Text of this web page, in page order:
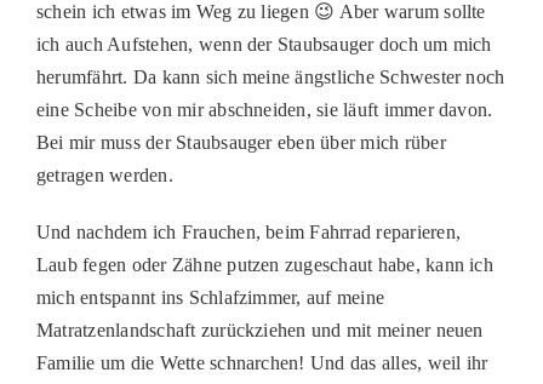
schein ich etwas im Weg zu liegen 😉 Aber warum sollte
ich auch Aufstehen, wenn der Staubsauger doch um mich
herumfährt. Da kann sich meine ängstliche Schwester noch
eine Scheibe von mir abschneiden, sie läuft immer davon.
Bei mir muss der Staubsauger eben über mich rüber
getragen werden.
Und nachdem ich Frauchen, beim Fahrrad reparieren,
Laub fegen oder Zähne putzen zugeschaut habe, kann ich
mich entspannt ins Schlafzimmer, auf meine
Matratzenlandschaft zurückziehen und mit meiner neuen
Familie um die Wette schnarchen! Und das alles, weil ihr